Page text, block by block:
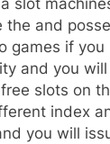
the and
games if
and you
slots on
index
you will